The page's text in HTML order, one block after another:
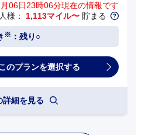
06日23時06分現在の情報です
様： 1,113マイル〜 貯まる
※ ：残り○
詳細を見る